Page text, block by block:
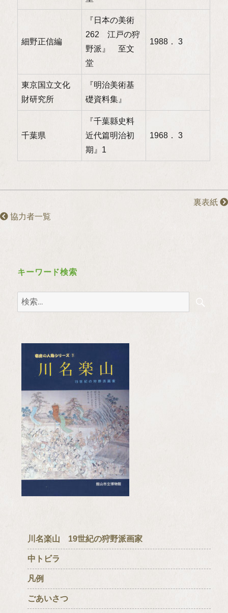
細野正信編
『日本の美術
262 江戸の狩
野派』 至文
堂
1988． 3
東京国立文化
財研究所
『明治美術基
礎資料集』
千葉県
『千葉縣史料
近代篇明治初
期』1
1968． 3
裏表紙
協力者一覧
キーワード検索
検
索:
川名楽山 19世紀の狩野派画家
中トビラ
凡例
ごあいさつ